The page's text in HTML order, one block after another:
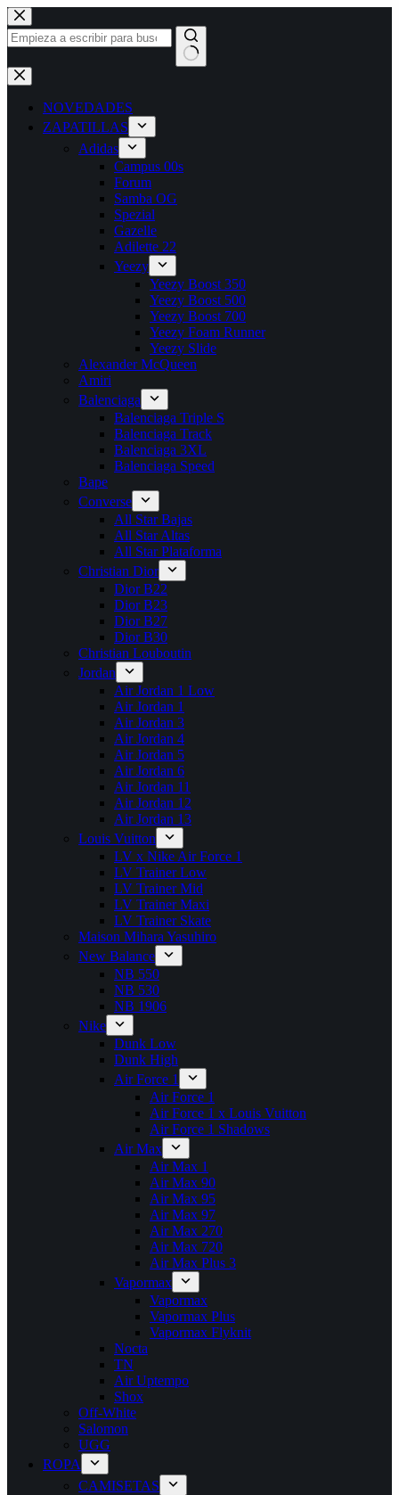
NOVEDADES
ZAPATILLAS
Adidas
Campus 00s
Forum
Samba OG
Spezial
Gazelle
Adilette 22
Yeezy
Yeezy Boost 350
Yeezy Boost 500
Yeezy Boost 700
Yeezy Foam Runner
Yeezy Slide
Alexander McQueen
Amiri
Balenciaga
Balenciaga Triple S
Balenciaga Track
Balenciaga 3XL
Balenciaga Speed
Bape
Converse
All Star Bajas
All Star Altas
All Star Plataforma
Christian Dior
Dior B22
Dior B23
Dior B27
Dior B30
Christian Louboutin
Jordan
Air Jordan 1 Low
Air Jordan 1
Air Jordan 3
Air Jordan 4
Air Jordan 5
Air Jordan 6
Air Jordan 11
Air Jordan 12
Air Jordan 13
Louis Vuitton
LV x Nike Air Force 1
LV Trainer Low
LV Trainer Mid
LV Trainer Maxi
LV Trainer Skate
Maison Mihara Yasuhiro
New Balance
NB 550
NB 530
NB 1906
Nike
Dunk Low
Dunk High
Air Force 1
Air Force 1
Air Force 1 x Louis Vuitton
Air Force 1 Shadows
Air Max
Air Max 1
Air Max 90
Air Max 95
Air Max 97
Air Max 270
Air Max 720
Air Max Plus 3
Vapormax
Vapormax
Vapormax Plus
Vapormax Flyknit
Nocta
TN
Air Uptempo
Shox
Off-White
Salomon
UGG
ROPA
CAMISETAS